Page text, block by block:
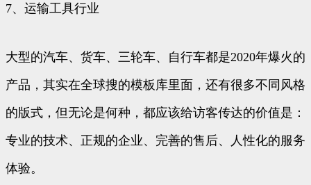
7、运输工具行业
大型的汽车、货车、三轮车、自行车都是2020年爆火的
产品，其实在全球搜的模板库里面，还有很多不同风格
的版式，但无论是何种，都应该给访客传达的价值是：
专业的技术、正规的企业、完善的售后、人性化的服务
体验。